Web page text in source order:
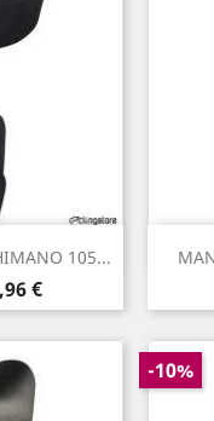
105...
€
-10%